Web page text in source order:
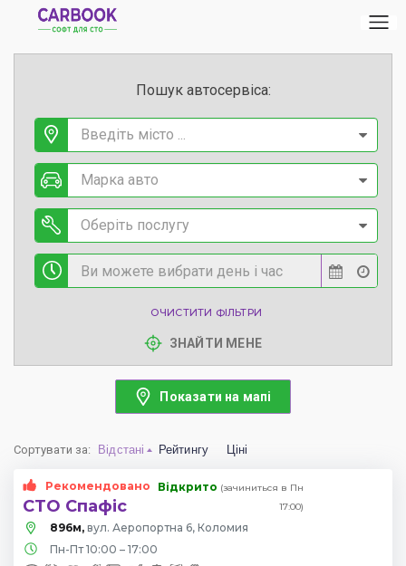
Пошук автосервіса:
Введіть місто ...
Марка авто
Оберіть послугу
ОЧИСТИТИ ФІЛЬТРИ
ЗНАЙТИ МЕНЕ
Показати на мапі
Сортувати за: Відстані Рейтингу Ціні
Рекомендовано
СТО Спафіс
Відкрито (зачиниться в Пн
17:00)
896м, вул. Аеропортна 6, Коломия
Пн-Пт 10:00 – 17:00